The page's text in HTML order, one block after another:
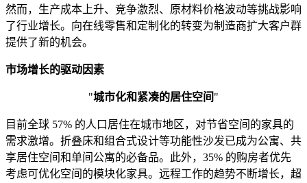
然而，生产成本上升、竞争激烈、原材料价格波动等挑战影响
了行业增长。向在线零售和定制化的转变为制造商扩大客户群
提供了新的机会。
市场增长的驱动因素
"城市化和紧凑的居住空间 "
目前全球 57% 的人口居住在城市地区，对节省空间的家具的
需求激增。折叠床和组合式设计等功能性沙发已成为公寓、共
享居住空间和单间公寓的必备品。此外，35% 的购房者优先
考虑可优化空间的模块化家具。远程工作的趋势不断增长，超